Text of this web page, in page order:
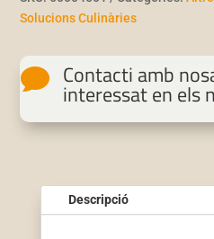
Solucions Culinàries
 Contacti amb
interessat en els
Descripció